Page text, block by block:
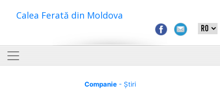
Calea Ferată din Moldova
Companie- Știri